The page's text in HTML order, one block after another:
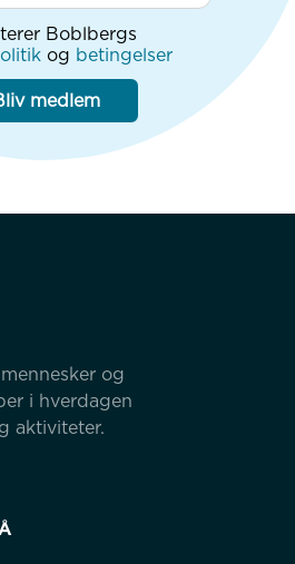
Boblbergs
og betingelser
medlem
og
i hverdagen
aktiviteter.